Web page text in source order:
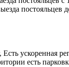
постояльцев
ускоренная
есть